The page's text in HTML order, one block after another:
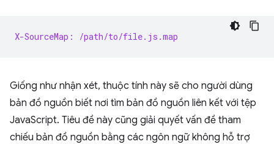
X-SourceMap: /path/to/file.js.map
Giống như nhận xét, thuộc tính này sẽ cho người dùng
bản đồ nguồn biết nơi tìm bản đồ nguồn liên kết với tệp
JavaScript. Tiêu đề này cũng giải quyết vấn đề tham
chiếu bản đồ nguồn bằng các ngôn ngữ không hỗ trợ